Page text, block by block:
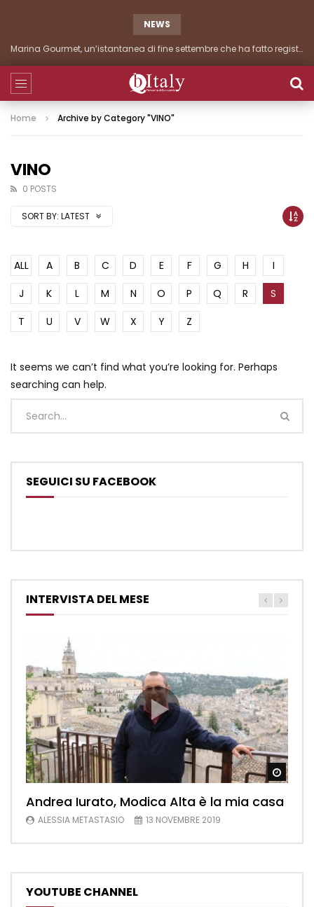
NEWS
Marina Gourmet, un’istantanea di fine settembre che ha fatto registrare importanti presenze
Home Archive by Category "VINO"
VINO
0 POSTS
SORT BY: LATEST
ALL A B C D E F G H
I
J
K L M N O P Q R
S
T
U V W X Y Z
It seems we can’t find what you’re looking for. Perhaps
searching can help.
SEGUICI SU FACEBOOK
INTERVISTA DEL MESE
Andrea Iurato, Modica Alta è la mia casa
ALESSIA METASTASIO 13 NOVEMBRE 2019
YOUTUBE CHANNEL